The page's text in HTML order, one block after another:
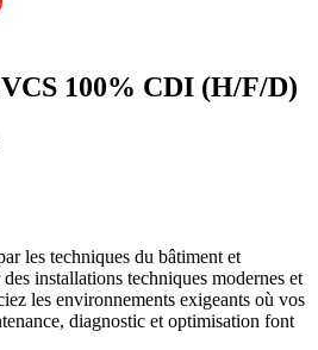
100% CDI (H/F/D)
les techniques du bâtiment et
installations techniques modernes et
les environnements exigeants où vos
diagnostic et optimisation font